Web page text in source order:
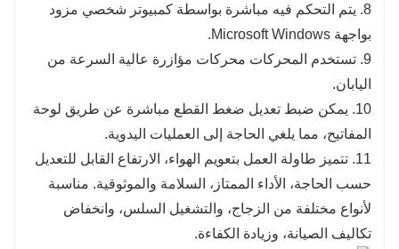
8. يتم التحكم فيه مباشرة بواسطة كمبيوتر شخصي مزود
بواجهة Microsoft Windows.
9. تستخدم المحركات محركات مؤازرة عالية السرعة من
اليابان.
10. يمكن ضبط تعديل ضغط القطع مباشرة عن طريق لوحة
المفاتيح، مما يلغي الحاجة إلى العمليات اليدوية.
11. تتميز طاولة العمل بتعويم الهواء، الارتفاع القابل للتعديل
حسب الحاجة، الأداء الممتاز، السلامة والموثوقية. مناسبة
لأنواع مختلفة من الزجاج، والتشغيل السلس، وانخفاض
تكاليف الصيانة، وزيادة الكفاءة.